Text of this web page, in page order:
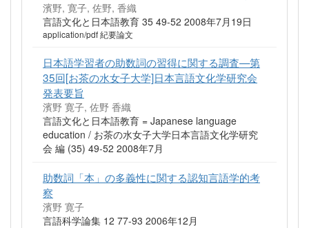
濱野, 寛子, 佐野, 香織
言語文化と日本語教育 35 49-52 2008年7月19日
application/pdf 紀要論文
日本語学習者の助数詞の習得に関する調査—第
35回[お茶の水女子大学]日本言語文化学研究会
発表要旨
濱野 寛子, 佐野 香織
言語文化と日本語教育 = Japanese language
education / お茶の水女子大学日本言語文化学研究
会 編 (35) 49-52 2008年7月
助数詞「本」の多義性に関する認知言語学的考
察
濱野 寛子
言語科学論集 12 77-93 2006年12月